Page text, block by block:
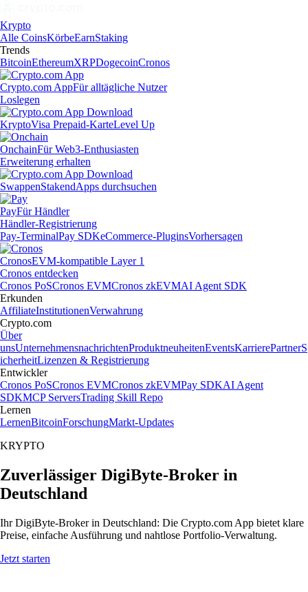
Krypto
Alle CoinsKörbeEarnStaking
Trends
BitcoinEthereumXRPDogecoinCronos
Crypto.com AppFür alltägliche Nutzer
Loslegen
KryptoVisa Prepaid-KarteLevel Up
OnchainFür Web3-Enthusiasten
Erweiterung erhalten
SwappenStakendApps durchsuchen
PayFür Händler
Händler-Registrierung
Pay-TerminalPay SDKeCommerce-PluginsVorhersagen
CronosEVM-kompatible Layer 1
Cronos entdecken
Cronos PoSCronos EVMCronos zkEVMAI Agent SDK
Erkunden
AffiliateInstitutionenVerwahrung
Crypto.com
Über
unsUnternehmensnachrichtenProduktneuheitenEventsKarrierePartnerS
icherheitLizenzen & Registrierung
Entwickler
Cronos PoSCronos EVMCronos zkEVMPay SDKAI Agent
SDKMCP ServersTrading Skill Repo
Lernen
LernenBitcoinForschungMarkt-Updates
KRYPTO
Zuverlässiger DigiByte-Broker in
Deutschland
Ihr DigiByte-Broker in Deutschland: Die Crypto.com App bietet klare
Preise, einfache Ausführung und nahtlose Portfolio-Verwaltung.
Jetzt starten